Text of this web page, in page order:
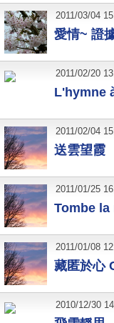
愛情~ 證
2011/03/04
L'hymne
2011/02/20
送雲望霞
2011/02/04
Tombe la
2011/01/25
藏匿於心
2011/01/08
2010/12/30